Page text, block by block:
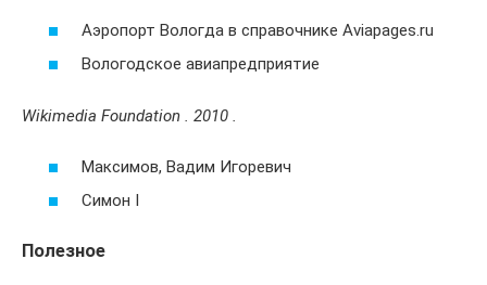
Аэропорт Вологда в справочнике Aviapages.ru
Вологодское авиапредприятие
Wikimedia Foundation . 2010 .
Максимов, Вадим Игоревич
Симон I
Полезное